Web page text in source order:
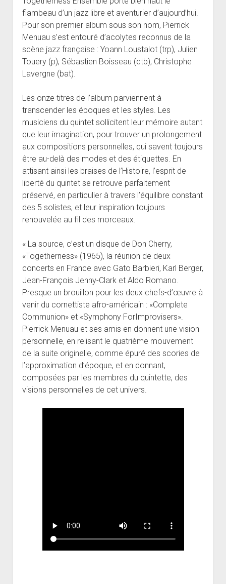
flambeau d’un jazz libre et aventurier d’aujourd’hui.
Pour son premier album sous son nom, Pierrick
Menuau s’est entouré d’acolytes reconnus de la
scène jazz française : Yoann Loustalot (trp), Julien
Touery (p), Sébastien Boisseau (ctb), Christophe
Lavergne (bat).
Les onze titres de l’album parviennent à
transcender les époques et les styles. Les
musiciens du quintet sollicitent leur mémoire autant
que leur imagination, pour trouver un prolongement
aux compositions personnelles, qui savent toujours
être au-delà des modes et des étiquettes. En
attisant ainsi les braises de l’Histoire, l’esprit de
liberté du quintet se retrouve parfaitement
préservé, en particulier à travers l’équilibre constant
des 5 solistes, et leur inspiration toujours
renouvelée au fil des morceaux.
« La source, c’est un disque de Don Cherry,
«Togetherness» (1965), la réunion de deux
concerts en France avec Gato Barbieri, Karl Berger,
Jean-François Jenny-Clark et Aldo Romano.
Presque un brouillon pour les deux chefs-d’œuvre à
venir du cornettiste afro-américain : «Complete
Communion» et «Symphony ForImprovisers».
Pierrick Menuau et ses amis en donnent une vision
personnelle, en relisant le quatrième mouvement
de la suite originelle, comme épuré des scories de
l’approximation d’époque, et en donnant,
composées par les membres du quintette, des
visions personnelles de cet univers.